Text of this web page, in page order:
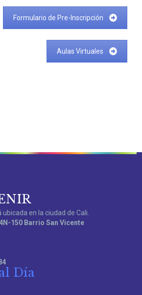
Formulario de Pre-Inscripción
Aulas Virtuales
ubicada en la ciudad de Cali.
150 Barrio San Vicente
Día